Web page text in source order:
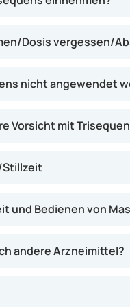
Die
für Knochenschwund
Beschwerden wie
zu verringern.
Dosis vergessen/
nicht angewendet
Vorsicht mit
und Bedienen von
andere Arzneimittel?